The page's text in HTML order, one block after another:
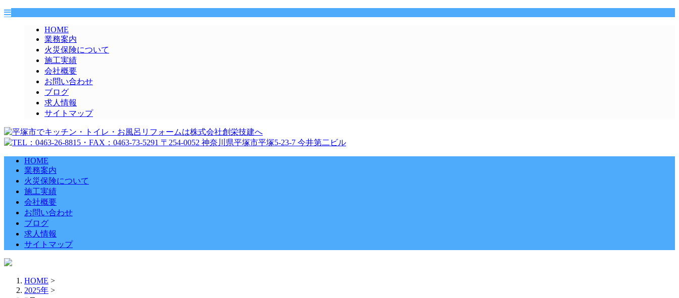
HOME
業務案内
火災保険について
施工実績
会社概要
お問い合わせ
ブログ
求人情報
サイトマップ
HOME
業務案内
火災保険について
施工実績
会社概要
お問い合わせ
ブログ
求人情報
サイトマップ
HOME >
2025年 >